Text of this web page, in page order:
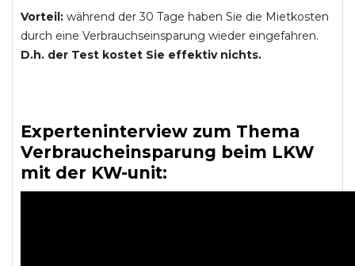
Vorteil: während der 30 Tage haben Sie die Mietkosten
durch eine Verbrauchseinsparung wieder eingefahren.
D.h. der Test kostet Sie effektiv nichts.
Experteninterview zum Thema
Verbraucheinsparung beim LKW
mit der KW-unit: